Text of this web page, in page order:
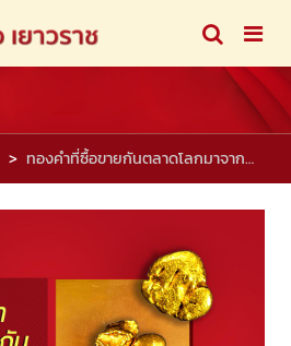
ทองคำที่ซื้อขายกันตลาดโลกมาจากไหน